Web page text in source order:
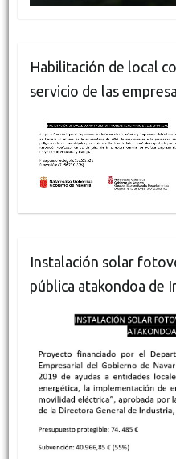
Habilitación de local
servicio de las
Instalación solar
pública atakondoa de